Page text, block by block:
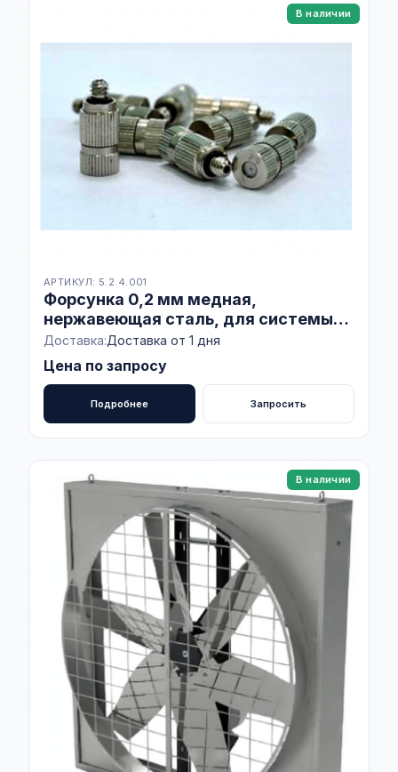
В наличии
АРТИКУЛ: 5.2.4.001
Форсунка 0,2 мм медная,
нержавеющая сталь, для системы
увлажнения, Lubing
Доставка:Доставка от 1 дня
Цена по запросу
Подробнее Запросить
В наличии